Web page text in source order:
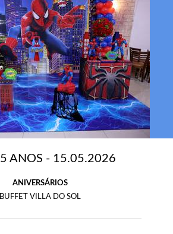
ANOS - 15.05.2026
ANIVERSÁRIOS
BUFFET VILLA DO SOL